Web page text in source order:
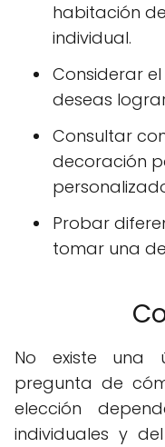
habitación
individual.
Considerar
deseas
Consultar
decoración
Probar
tomar una
No existe una
pregunta de
elección
individuales y